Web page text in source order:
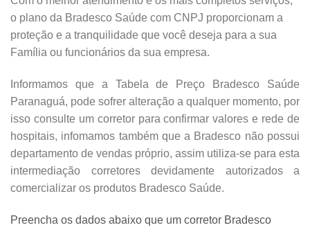
o plano da Bradesco Saúde com CNPJ proporcionam a
proteção e a tranquilidade que você deseja para a sua
Família ou funcionários da sua empresa.
Informamos que a Tabela de Preço Bradesco Saúde
Paranaguá, pode sofrer alteração a qualquer momento, por
isso consulte um corretor para confirmar valores e rede de
hospitais, infomamos também que a Bradesco não possui
departamento de vendas próprio, assim utiliza-se para esta
intermediação corretores devidamente autorizados a
comercializar os produtos Bradesco Saúde.
Preencha os dados abaixo que um corretor Bradesco